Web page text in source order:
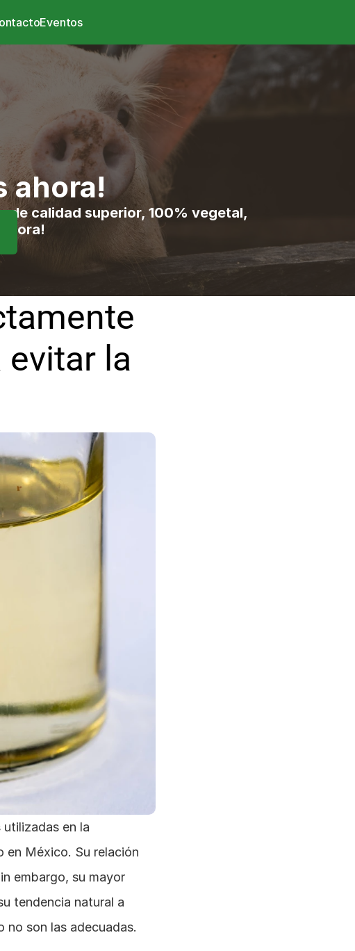
Eventos
ahora!
de calidad superior, 100% vegetal,
la
utilizadas en la
en México. Su relación
embargo, su mayor
tendencia natural a
no son las adecuadas.